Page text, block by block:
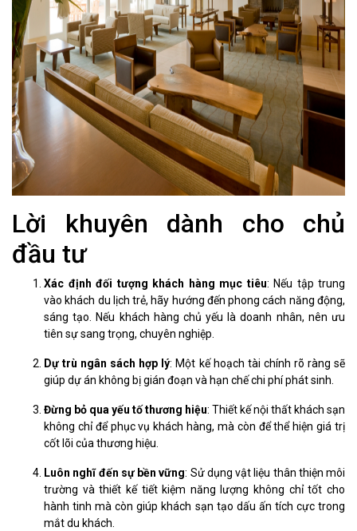
Lời khuyên dành cho chủ
đầu tư
Xác định đối tượng khách hàng mục tiêu: Nếu tập trung
vào khách du lịch trẻ, hãy hướng đến phong cách năng động,
sáng tạo. Nếu khách hàng chủ yếu là doanh nhân, nên ưu
tiên sự sang trọng, chuyên nghiệp.
Dự trù ngân sách hợp lý: Một kế hoạch tài chính rõ ràng sẽ
giúp dự án không bị gián đoạn và hạn chế chi phí phát sinh.
Đừng bỏ qua yếu tố thương hiệu: Thiết kế nội thất khách sạn
không chỉ để phục vụ khách hàng, mà còn để thể hiện giá trị
cốt lõi của thương hiệu.
Luôn nghĩ đến sự bền vững: Sử dụng vật liệu thân thiện môi
trường và thiết kế tiết kiệm năng lượng không chỉ tốt cho
hành tinh mà còn giúp khách sạn tạo dấu ấn tích cực trong
mắt du khách.